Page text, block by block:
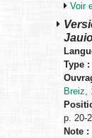
Voir
Type :
Breiz,
p. 20-
Note :